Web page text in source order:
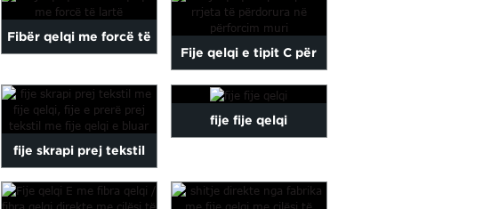
prodhuara në fabrikë,
poliester...
Fibër qelqi me forcë të
fibrave të qelqit...
Fije qelqi e tipit C për
rrjeta të përdorura në...
fije skrapi prej tekstil
me fije qelqi, fije e prerë
fije fije qelqi